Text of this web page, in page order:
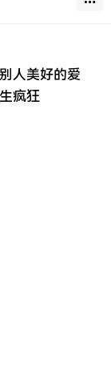
究缘浅。
会以不爱，的
我的存在，去
骗过你，让你
心绝对远甚于
分的标签，
嘲笑的存在，
己说给自己听
人美好的爱
疯狂